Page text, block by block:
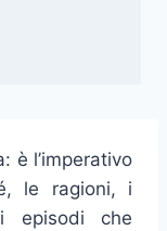
è l’imperativo
le ragioni, i
episodi che